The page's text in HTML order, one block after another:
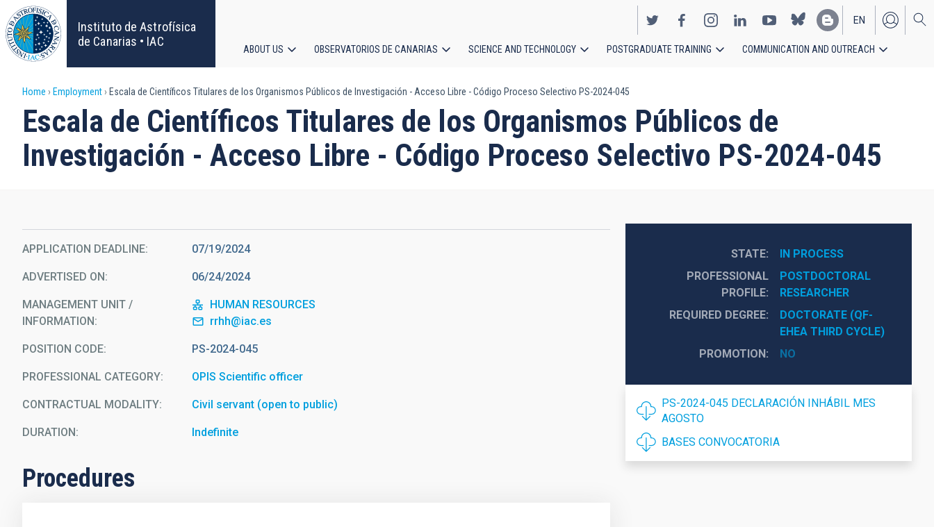
Skip
to
main
content
Instituto de Astrofísica
de Canarias • IAC
EN
ES
navigation
ABOUT US OBSERVATORIOS DE CANARIAS SCIENCE AND TECHNOLOGY POSTGRADUATE TRAINING COMMUNICATION AND OUTREACH
Breadcrumb
Home Employment Escala de Científicos Titulares de los Organismos Públicos de Investigación - Acceso Libre - Código Proceso Selectivo PS-2024-045
Escala de Científicos Titulares de los Organismos Públicos de
Investigación - Acceso Libre - Código Proceso Selectivo PS-2024-045
APPLICATION DEADLINE 07/19/2024
ADVERTISED ON 06/24/2024
MANAGEMENT UNIT /
INFORMATION
HUMAN RESOURCES
rrhh@iac.es
POSITION CODE PS-2024-045
PROFESSIONAL CATEGORY OPIS Scientific officer
CONTRACTUAL MODALITY Civil servant (open to public)
DURATION Indefinite
Procedures
STATE
IN PROCESS
PROFESSIONAL
PROFILE
POSTDOCTORAL
RESEARCHER
REQUIRED DEGREE
DOCTORATE (QF-
EHEA THIRD CYCLE)
PROMOTION
NO
PS-2024-045 DECLARACIÓN INHÁBIL MES
AGOSTO
BASES CONVOCATORIA